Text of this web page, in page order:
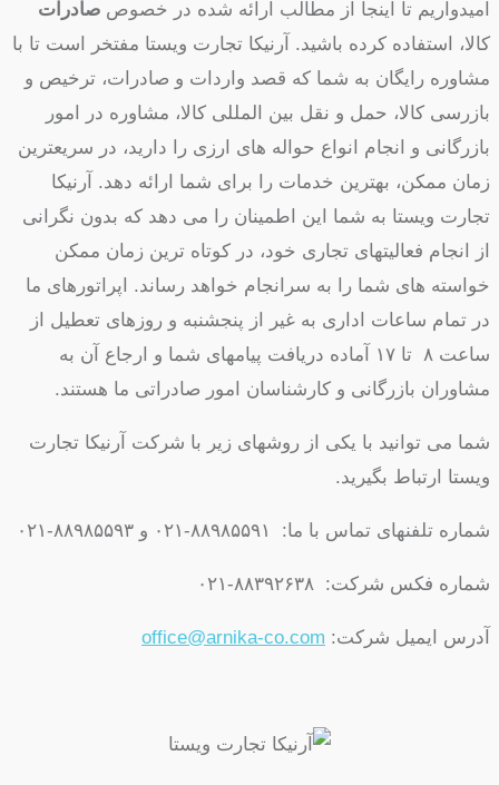
امیدواریم تا اینجا از مطالب ارائه شده در خصوص صادرات
کالا، استفاده کرده باشید. آرنیکا تجارت ویستا مفتخر است تا با
مشاوره رایگان به شما که قصد واردات و صادرات، ترخیص و
بازرسی کالا، حمل و نقل بین المللی کالا، مشاوره در امور
بازرگانی و انجام انواع حواله های ارزی را دارید، در سریعترین
زمان ممکن، بهترین خدمات را برای شما ارائه دهد. آرنیکا
تجارت ویستا به شما این اطمینان را می دهد که بدون نگرانی
از انجام فعالیتهای تجاری خود، در کوتاه ترین زمان ممکن
خواسته های شما را به سرانجام خواهد رساند. اپراتورهای ما
در تمام ساعات اداری به غیر از پنجشنبه و روزهای تعطیل از
ساعت ۸ تا ۱۷ آماده دریافت پیامهای شما و ارجاع آن به
مشاوران بازرگانی و کارشناسان امور صادراتی ما هستند.
شما می توانید با یکی از روشهای زیر با شرکت آرنیکا تجارت
ویستا ارتباط بگیرید.
شماره تلفنهای تماس با ما: ۸۸۹۸۵۵۹۱-۰۲۱ و ۸۸۹۸۵۵۹۳-۰۲۱
شماره فکس شرکت: ۸۸۳۹۲۶۳۸-۰۲۱
office@arnika-co.com :آدرس ایمیل شرکت